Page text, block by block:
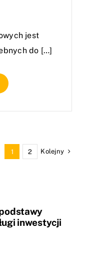
jest
do […]
1 2 Kolejny
inwestycji